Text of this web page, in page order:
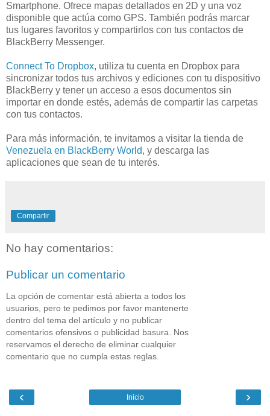
Smartphone. Ofrece mapas detallados en 2D y una voz
disponible que actúa como GPS. También podrás marcar
tus lugares favoritos y compartirlos con tus contactos de
BlackBerry Messenger.
Connect To Dropbox, utiliza tu cuenta en Dropbox para
sincronizar todos tus archivos y ediciones con tu dispositivo
BlackBerry y tener un acceso a esos documentos sin
importar en donde estés, además de compartir las carpetas
con tus contactos.
Para más información, te invitamos a visitar la tienda de
Venezuela en BlackBerry World, y descarga las
aplicaciones que sean de tu interés.
Compartir
No hay comentarios:
Publicar un comentario
La opción de comentar está abierta a todos los
usuarios, pero te pedimos por favor mantenerte
dentro del tema del artículo y no publicar
comentarios ofensivos o publicidad basura. Nos
reservamos el derecho de eliminar cualquier
comentario que no cumpla estas reglas.
‹ ›
Inicio